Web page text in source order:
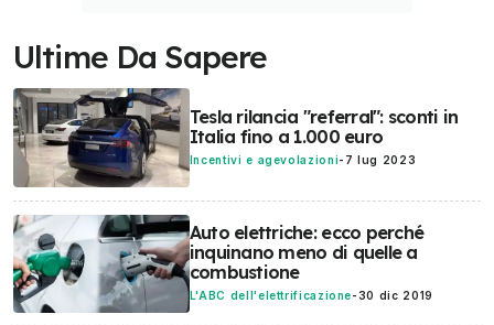
Ultime Da Sapere
Tesla rilancia "referral": sconti in
Italia fino a 1.000 euro
Incentivi e agevolazioni- 7 lug 2023
Auto elettriche: ecco perché
inquinano meno di quelle a
combustione
L'ABC dell'elettrificazione-30 dic 2019